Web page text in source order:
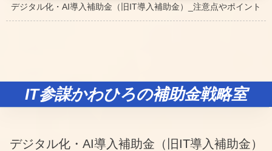
デジタル化・AI導入補助金（旧IT導入補助金）_注意点やポイント
IT参謀かわひろの補助金戦略室
デジタル化・AI導入補助金（旧IT導入補助金）